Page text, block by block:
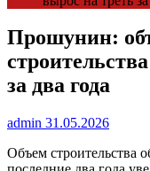
Прошунин:
за два года
admin 31.05.2026
Объем строительства